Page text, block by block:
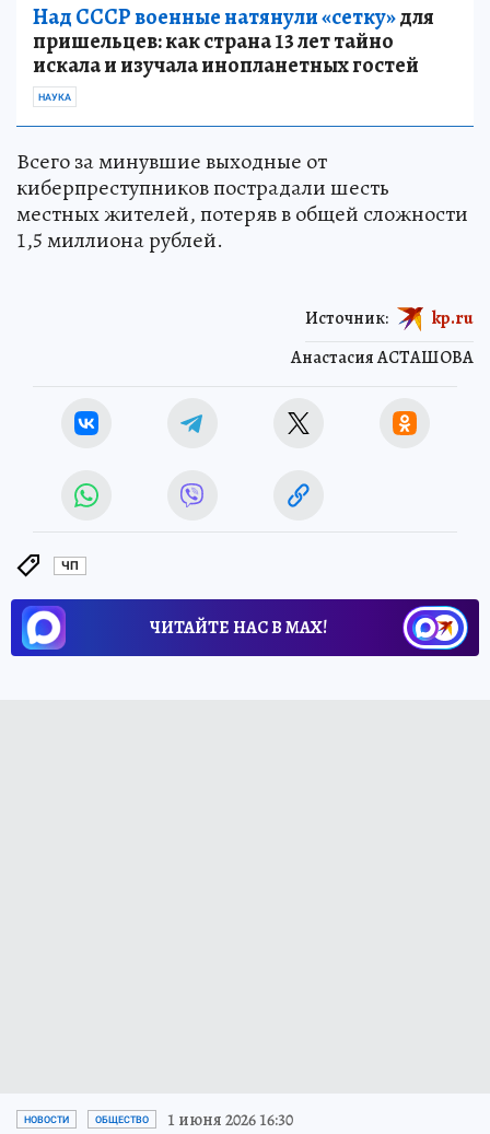
Над СССР военные натянули «сетку»для
пришельцев: как страна 13 лет тайно
искала и изучала инопланетных гостей
НАУКА
Всего за минувшие выходные от
киберпреступников пострадали шесть
местных жителей, потеряв в общей сложности
1,5 миллиона рублей.
Анастасия АСТАШОВА
Источник: kp.ru
ЧП
ЧИТАЙТЕ НАС В МАХ!
НОВОСТИ ОБЩЕСТВО 1 июня 2026 16:30